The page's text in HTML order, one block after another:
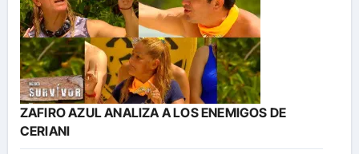
ZAFIRO AZUL ANALIZA A LOS ENEMIGOS DE
CERIANI